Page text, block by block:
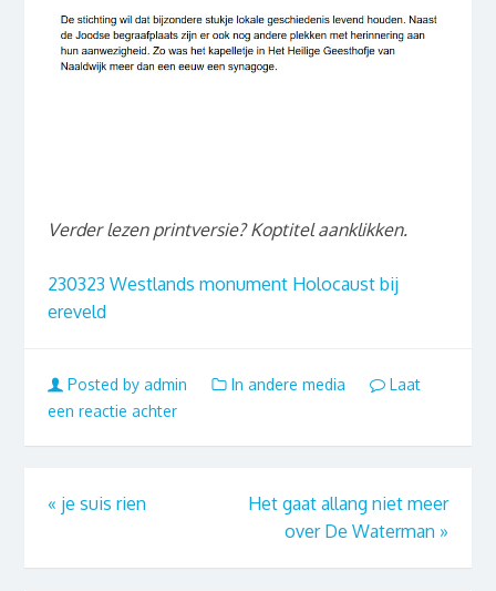
Verder lezen printversie? Koptitel aanklikken.
230323 Westlands monument Holocaust bij
ereveld
Posted by admin In andere media
Laat
een reactie achter
« je suis rien
Het gaat allang niet meer
over De Waterman »